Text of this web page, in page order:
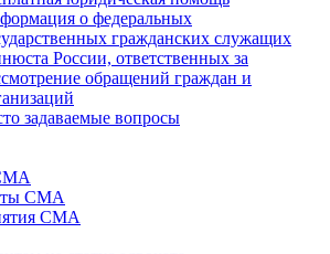
о федеральных
гражданских служащих
России, ответственных за
обращений граждан и
задаваемые вопросы
СМА
СМА